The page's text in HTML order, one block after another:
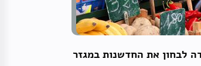
לבחון את החדשנות במגזר